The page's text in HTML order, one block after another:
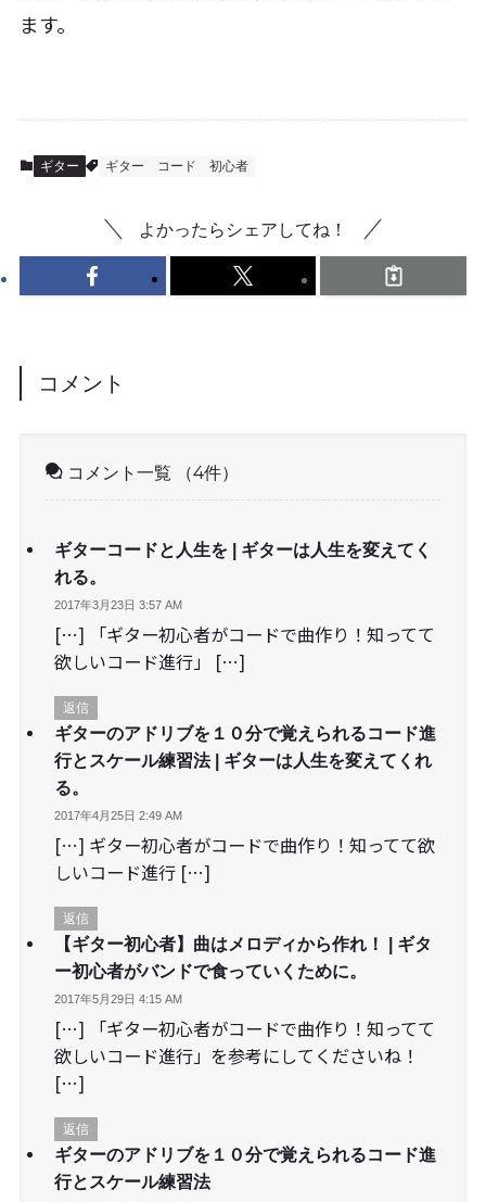
ます。
ギター ギター コード 初心者
よかったらシェアしてね！
コメント
コメント一覧 （4件）
ギターコードと人生を | ギターは人生を変えてく
れる。
2017年3月23日 3:57 AM
[…] 「ギター初心者がコードで曲作り！知ってて
欲しいコード進行」 […]
返信
ギターのアドリブを１０分で覚えられるコード進
行とスケール練習法 | ギターは人生を変えてくれ
る。
2017年4月25日 2:49 AM
[…] ギター初心者がコードで曲作り！知ってて欲
しいコード進行 […]
返信
【ギター初心者】曲はメロディから作れ！ | ギタ
ー初心者がバンドで食っていくために。
2017年5月29日 4:15 AM
[…] 「ギター初心者がコードで曲作り！知ってて
欲しいコード進行」を参考にしてくださいね！
[…]
返信
ギターのアドリブを１０分で覚えられるコード進
行とスケール練習法